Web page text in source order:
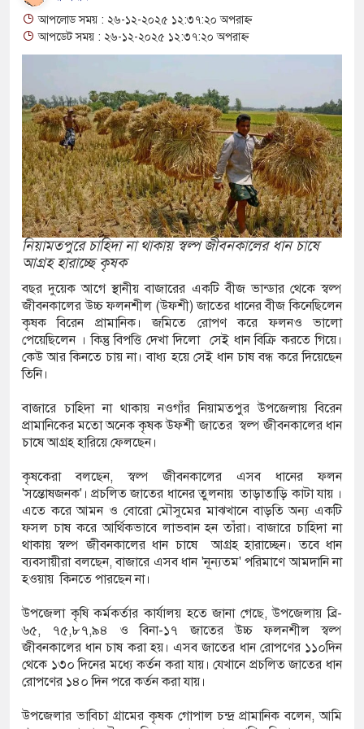
পুকুর থেকে অজ্ঞাত যুবকের মরদেহ উদ্ধার
সীমান্তে বিজিবির পৃথক অভিযানে ১৫৬ বোতল ভারতীয়
কৃষি শ্রমিক নিয়োগে আবেদন শুরু, ওমানে ৫ হাজার শ্রমিক
সংঘর্ষে দুই ইসরায়েলি রিজার্ভ সেনা নিহত, সীমান্তে
হাজীগঞ্জে ছয় বছরের শিশুকে ধর্ষণের অভিযোগে
ডাম্পার ট্রাকে অভিনব কৌশলে লুকানো সোয়া কোটি
জিরা জব্দ
আক্ষেপ কাটিয়ে রেকর্ড গড়ে মেসির জোড়া গোল, বড় জয়
হারানোর পর ব্যাটেই জবাব, অস্ট্রেলিয়ার বিপক্ষে মিরাজের
ক্রীড়াবিদদের জন্য আন্তর্জাতিক মানের জাতীয়
আয়োজন করবে সরকার
আপলোড সময় : ২৬-১২-২০২৫ ১২:৩৭:২০ অপরাহ্ন
আপডেট সময় : ২৬-১২-২০২৫ ১২:৩৭:২০ অপরাহ্ন
নিয়ামতপুরে চাহিদা না থাকায় স্বল্প জীবনকালের ধান চাষে
আগ্রহ হারাচ্ছে কৃষক
বছর দুয়েক আগে স্থানীয় বাজারের একটি বীজ ভান্ডার থেকে স্বল্প
জীবনকালের উচ্চ ফলনশীল (উফশী) জাতের ধানের বীজ কিনেছিলেন
কৃষক বিরেন প্রামানিক। জমিতে রোপণ করে ফলনও ভালো
পেয়েছিলেন । কিন্তু বিপত্তি দেখা দিলো সেই ধান বিক্রি করতে গিয়ে।
কেউ আর কিনতে চায় না। বাধ্য হয়ে সেই ধান চাষ বন্ধ করে দিয়েছেন
তিনি।
বাজারে চাহিদা না থাকায় নওগাঁর নিয়ামতপুর উপজেলায় বিরেন
প্রামানিকের মতো অনেক কৃষক উফশী জাতের স্বল্প জীবনকালের ধান
চাষে আগ্রহ হারিয়ে ফেলছেন।
কৃষকেরা বলছেন, স্বল্প জীবনকালের এসব ধানের ফলন
'সন্তোষজনক'। প্রচলিত জাতের ধানের তুলনায় তাড়াতাড়ি কাটা যায় ।
এতে করে আমন ও বোরো মৌসুমের মাঝখানে বাড়তি অন্য একটি
ফসল চাষ করে আর্থিকভাবে লাভবান হন তাঁরা। বাজারে চাহিদা না
থাকায় স্বল্প জীবনকালের ধান চাষে আগ্রহ হারাচ্ছেন। তবে ধান
ব্যবসায়ীরা বলছেন, বাজারে এসব ধান 'নূন্যতম' পরিমাণে আমদানি না
হওয়ায় কিনতে পারছেন না।
উপজেলা কৃষি কর্মকর্তার কার্যালয় হতে জানা গেছে, উপজেলায় ব্রি-
৬৫, ৭৫,৮৭,৯৪ ও বিনা-১৭ জাতের উচ্চ ফলনশীল স্বল্প
জীবনকালের ধান চাষ করা হয়। এসব জাতের ধান রোপণের ১১০দিন
থেকে ১৩০ দিনের মধ্যে কর্তন করা যায়। যেখানে প্রচলিত জাতের ধান
রোপণের ১৪০ দিন পরে কর্তন করা যায়।
উপজেলার ভাবিচা গ্রামের কৃষক গোপাল চন্দ্র প্রামানিক বলেন, আমি